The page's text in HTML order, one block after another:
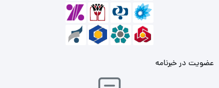
عضویت در خبرنامه